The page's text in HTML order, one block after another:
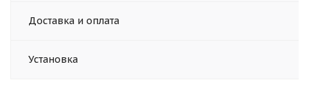
Доставка и оплата
Установка